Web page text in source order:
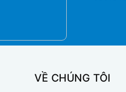
VỀ CHÚNG TÔI